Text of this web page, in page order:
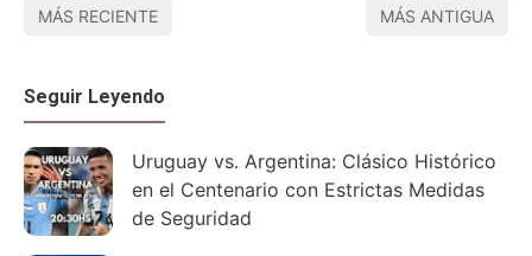
MÁS RECIENTE MÁS ANTIGUA
Seguir Leyendo
Uruguay vs. Argentina: Clásico Histórico
en el Centenario con Estrictas Medidas
de Seguridad